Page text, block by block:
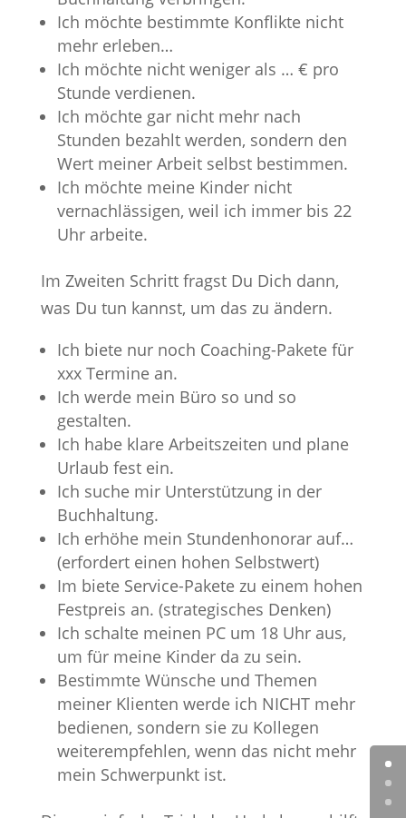
Ich möchte bestimmte Konflikte nicht
mehr erleben…
Ich möchte nicht weniger als … € pro
Stunde verdienen.
Ich möchte gar nicht mehr nach
Stunden bezahlt werden, sondern den
Wert meiner Arbeit selbst bestimmen.
Ich möchte meine Kinder nicht
vernachlässigen, weil ich immer bis 22
Uhr arbeite.
Im Zweiten Schritt fragst Du Dich dann,
was Du tun kannst, um das zu ändern.
Ich biete nur noch Coaching-Pakete für
xxx Termine an.
Ich werde mein Büro so und so
gestalten.
Ich habe klare Arbeitszeiten und plane
Urlaub fest ein.
Ich suche mir Unterstützung in der
Buchhaltung.
Ich erhöhe mein Stundenhonorar auf…
(erfordert einen hohen Selbstwert)
Im biete Service-Pakete zu einem hohen
Festpreis an. (strategisches Denken)
Ich schalte meinen PC um 18 Uhr aus,
um für meine Kinder da zu sein.
Bestimmte Wünsche und Themen
meiner Klienten werde ich NICHT mehr
bedienen, sondern sie zu Kollegen
weiterempfehlen, wenn das nicht mehr
mein Schwerpunkt ist.